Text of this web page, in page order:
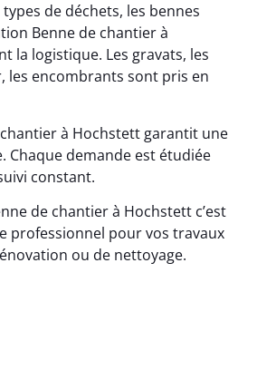
de déchets, les bennes
Benne de chantier à
la logistique. Les gravats, les
les encombrants sont pris en
à Hochstett garantit une
Chaque demande est étudiée
constant.
de chantier à Hochstett c’est
professionnel pour vos travaux
ou de nettoyage.